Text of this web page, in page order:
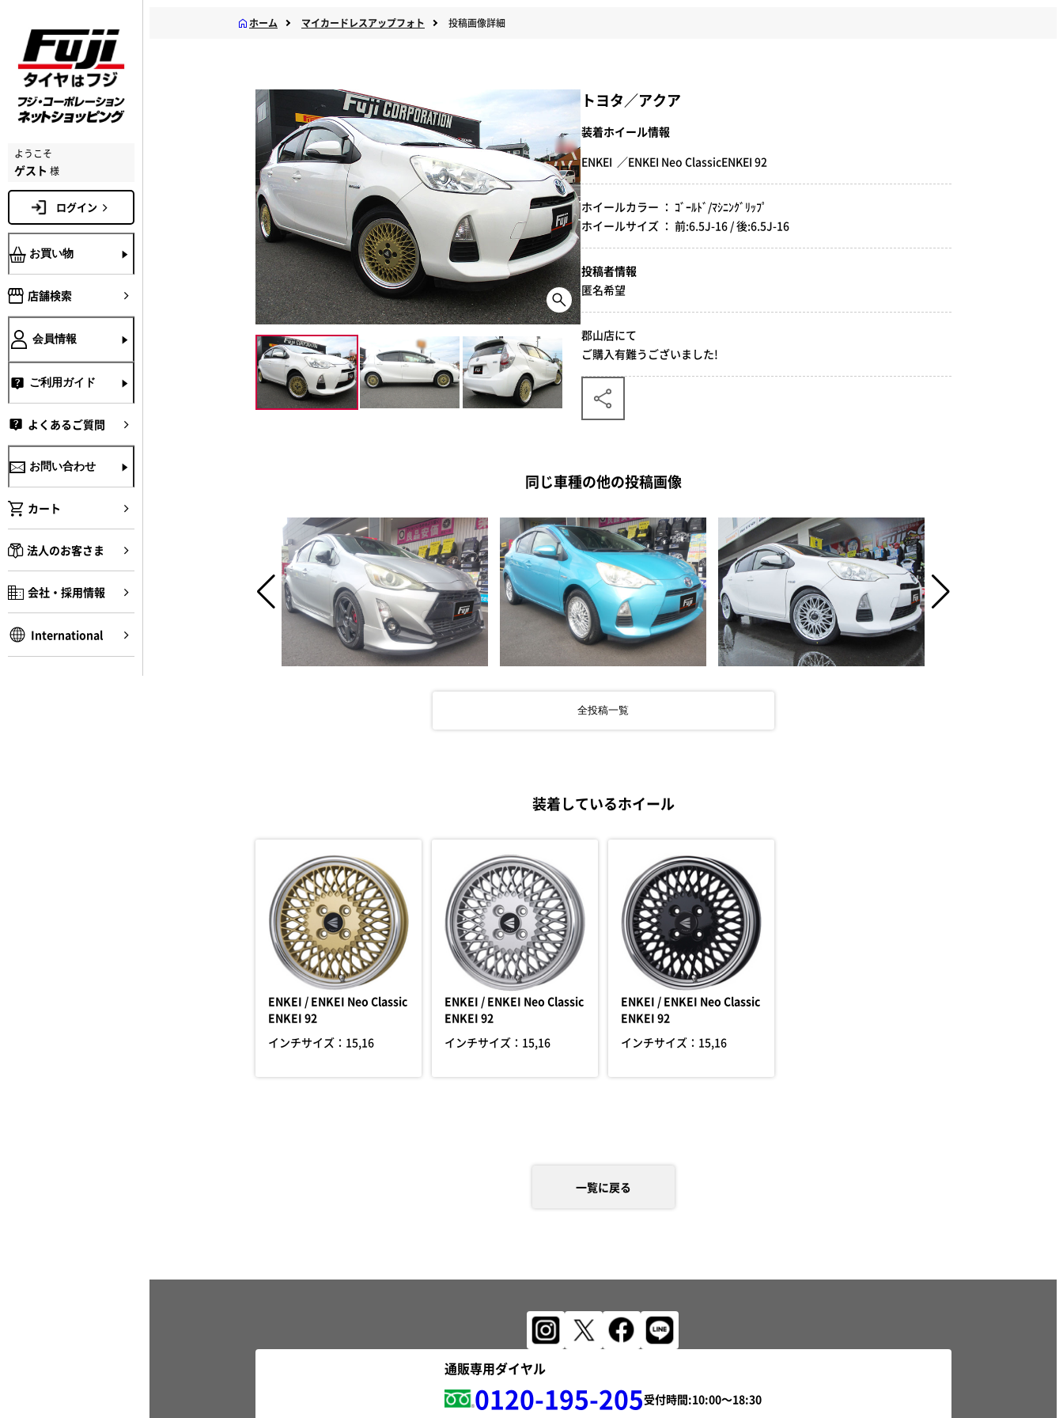
ようこそ
ゲスト 様
ログイン
お買い物
店舗検索
会員情報
ご利用ガイド
よくあるご質問
お問い合わせ
カート
法人のお客さま
会社・採用情報
International
ホーム マイカードレスアップフォト 投稿画像詳細
トヨタ／アクア
装着ホイール情報
ENKEI ／ENKEI Neo ClassicENKEI 92
ホイールカラー ： ｺﾞｰﾙﾄﾞ/ﾏｼﾆﾝｸﾞﾘｯﾌﾟ
ホイールサイズ ： 前:6.5J-16 / 後:6.5J-16
投稿者情報
匿名希望
郡山店にて
ご購入有難うございました!
同じ車種の他の投稿画像
全投稿一覧
装着しているホイール
ENKEI / ENKEI Neo Classic
ENKEI 92
インチサイズ： 15,16
ENKEI / ENKEI Neo Classic
ENKEI 92
インチサイズ： 15,16
ENKEI / ENKEI Neo Classic
ENKEI 92
インチサイズ： 15,16
一覧に戻る
通販専用ダイヤル
0120-195-205受付時間: